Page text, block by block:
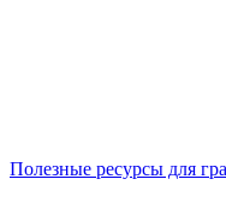
Полезные ресурсы для